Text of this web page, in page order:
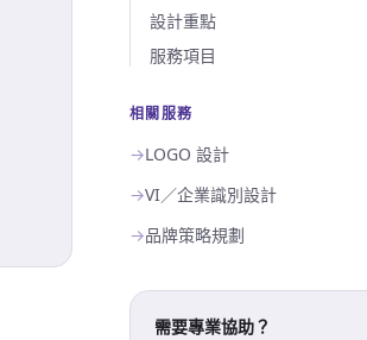
設計重點
服務項目
相關服務
→LOGO 設計
→VI／企業識別設計
→品牌策略規劃
需要專業協助？